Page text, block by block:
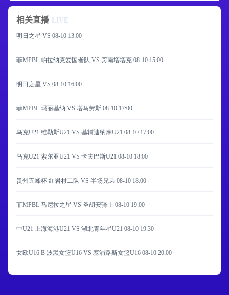
相关直播 LIVE
明日之星 VS 08-10 13:00
菲MPBL 帕拉纳克爱国者队 VS 宾南塔塔克 08-10 15:00
明日之星 VS 08-10 16:00
菲MPBL 玛丽基纳 VS 塔马劳斯 08-10 17:00
乌克U21 维勒斯U21 VS 基辅迪纳摩U21 08-10 17:00
乌克U21 索尔亚U21 VS 卡夫巴斯U21 08-10 18:00
贵州五峰杯 红岩村二队 VS 半场兄弟 08-10 18:00
菲MPBL 马尼拉之星 VS 圣胡安骑士 08-10 19:00
中U21 上海海港U21 VS 湖北青年星U21 08-10 19:30
女欧U16 B 波黑女篮U16 VS 塞浦路斯女篮U16 08-10 20:00